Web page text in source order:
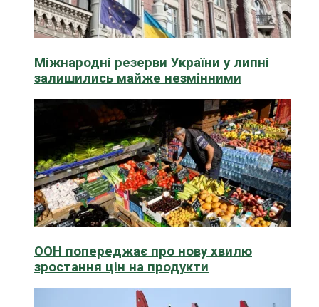
Міжнародні резерви України у липні
залишились майже незмінними
ООН попереджає про нову хвилю
зростання цін на продукти